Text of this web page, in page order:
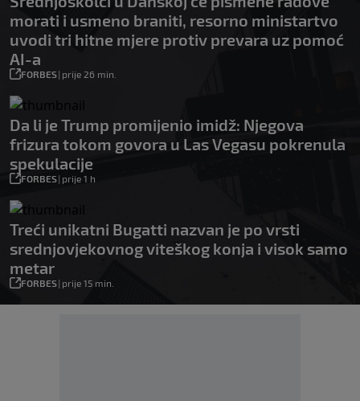
morati i usmeno braniti, resorno ministartvo
uvodi tri hitne mjere protiv prevara uz pomoć
AI-a
FORBES| prije 26 min.
Da li je Trump promijenio imidž: Njegova
frizura tokom govora u Las Vegasu pokrenula
spekulacije
FORBES| prije 1 h
Treći unikatni Bugatti nazvan je po vrsti
srednjovjekovnog viteškog konja i visok samo
metar
FORBES| prije 15 min.